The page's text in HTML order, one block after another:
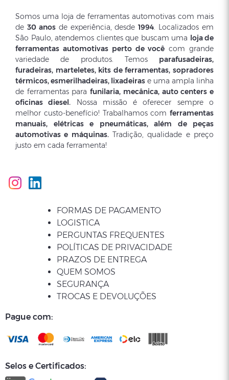
Somos uma loja de ferramentas automotivas com mais
de 30 anosde experiência, desde1994. Localizados em
São Paulo, atendemos clientes que buscam uma loja de
ferramentas automotivas perto de você com grande
variedade de produtos. Temos parafusadeiras,
furadeiras, marteletes, kits de ferramentas, sopradores
térmicos, esmerilhadeiras, lixadeiras e uma ampla linha
de ferramentas parafunilaria, mecânica, auto centers e
oficinas diesel. Nossa missão é oferecer sempre o
melhor custo-benefício! Trabalhamos com ferramentas
manuais, elétricas e pneumáticas, além de peças
automotivas e máquinas.Tradição, qualidade e preço
justo em cada ferramenta!
FORMAS DE PAGAMENTO
LOGISTICA
PERGUNTAS FREQUENTES
POLÍTICAS DE PRIVACIDADE
PRAZOS DE ENTREGA
QUEM SOMOS
SEGURANÇA
TROCAS E DEVOLUÇÕES
Pague com:
Selos e Certificados: